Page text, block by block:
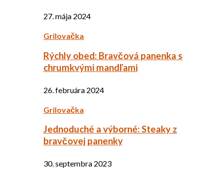
27. mája 2024
Grilovačka
Rýchly obed: Bravčová panenka s
chrumkvými mandľami
26. februára 2024
Grilovačka
Jednoduché a výborné: Steaky z
bravčovej panenky
30. septembra 2023